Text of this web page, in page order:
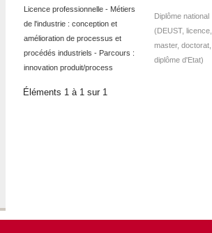
Licence professionnelle - Métiers
de l'industrie : conception et
amélioration de processus et
procédés industriels - Parcours :
innovation produit/process
Diplôme national
(DEUST, licence,
master, doctorat,
diplôme d'Etat)
Éléments 1 à 1 sur 1